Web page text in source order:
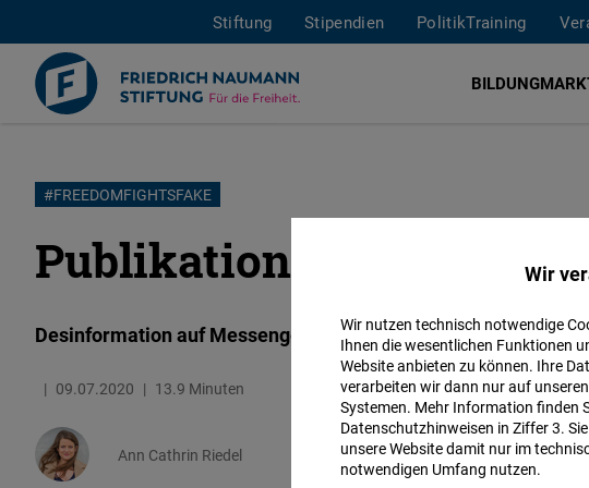
Direkt
Inhalt
Stiftung Stipendien PolitikTraining
BILDUNG
#FREEDOMFIGHTSFAKE
Publikation: Behind
Desinformation auf Messengerdiensten
09.07.2020 13.9 Minuten
Ann Cathrin Riedel
Wir
Wir nutzen technisch notwendige
Ihnen die wesentlichen Funktionen
Website anbieten zu können. Ihre
verarbeiten wir dann nur auf
Systemen. Mehr Information finden
Datenschutzhinweisen in Ziffer 3.
unsere Website damit nur im
notwendigen Umfang nutzen.